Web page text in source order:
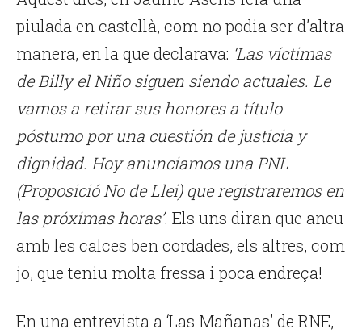
piulada en castellà, com no podia ser d’altra
manera, en la que declarava: ‘Las víctimas
de Billy el Niño siguen siendo actuales. Le
vamos a retirar sus honores a título
póstumo por una cuestión de justicia y
dignidad. Hoy anunciamos una PNL
(Proposició No de Llei) que registraremos en
las próximas horas’. Els uns diran que aneu
amb les calces ben cordades, els altres, com
jo, que teniu molta fressa i poca endreça!
En una entrevista a ‘Las Mañanas’ de RNE,